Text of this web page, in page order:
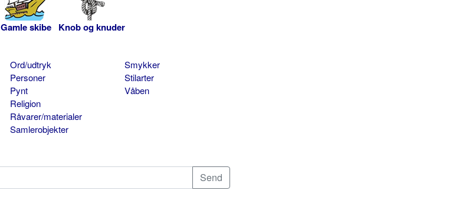
Gamle skibe Knob og knuder
Ord/udtryk
Personer
Pynt
Religion
Råvarer/materialer
Samlerobjekter
Smykker
Stilarter
Våben